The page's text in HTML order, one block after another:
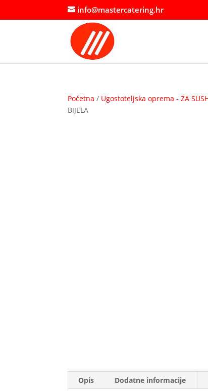
info@mastercatering.hr
Početna / Ugostoteljska oprema - ZA
BIJELA
Opis Dodatne informacije